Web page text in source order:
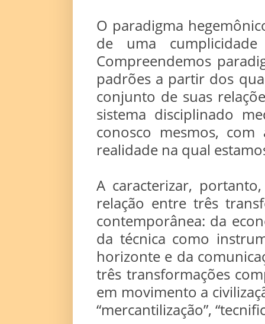
O paradigma
de uma
Compreendemos
padrões a partir dos
conjunto de suas
sistema disciplinado
conosco mesmos,
realidade na qual
A caracterizar,
relação entre três
contemporânea: da
da técnica como
horizonte e da
três transformações
em movimento a
“mercantilização”,